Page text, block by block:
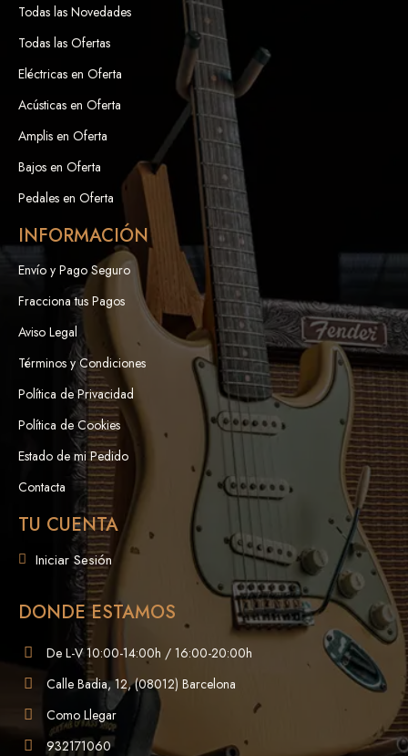
Todas las Novedades
Todas las Ofertas
Eléctricas en Oferta
Acústicas en Oferta
Amplis en Oferta
Bajos en Oferta
Pedales en Oferta
INFORMACIÓN
Envío y Pago Seguro
Fracciona tus Pagos
Aviso Legal
Términos y Condiciones
Política de Privacidad
Política de Cookies
Estado de mi Pedido
Contacta
TU CUENTA
Iniciar Sesión
DONDE ESTAMOS
De L-V 10:00-14:00h / 16:00-20:00h
Calle Badia, 12, (08012) Barcelona
Como Llegar
932171060